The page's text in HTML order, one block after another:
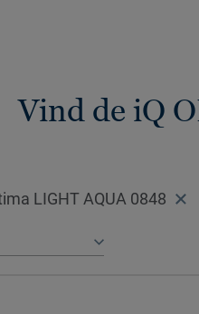
Vind de iQ
LIGHT AQUA 0848